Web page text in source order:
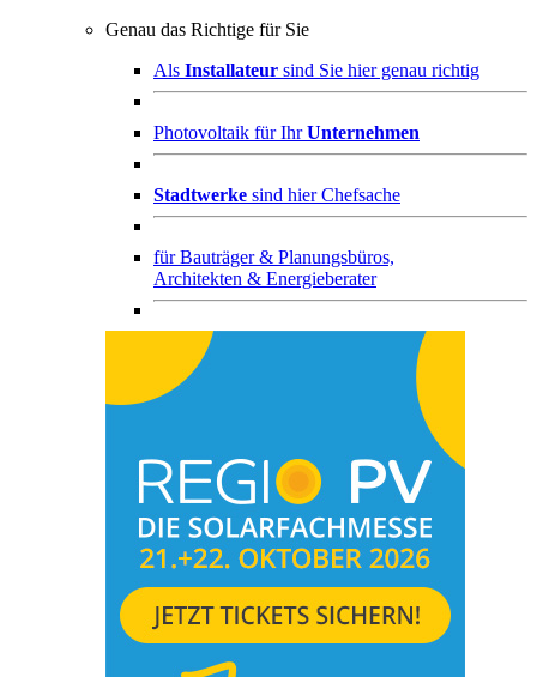
Genau das Richtige für Sie
Als Installateur sind Sie hier genau richtig
Photovoltaik für IhrUnternehmen
Stadtwerke sind hier Chefsache
fürBauträger & Planungsbüros,
Architekten & Energieberater